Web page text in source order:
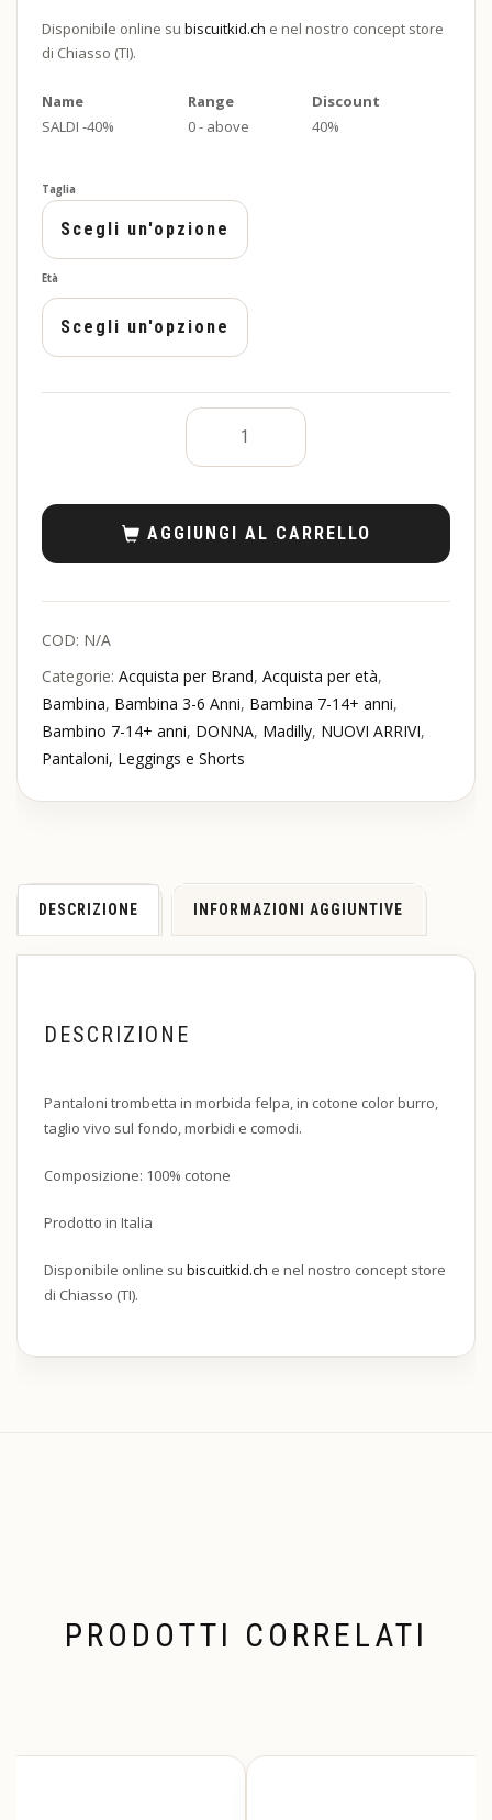
Disponibile online su biscuitkid.ch e nel nostro concept store
di Chiasso (TI).
Name Range
Discount
SALDI -40%
0 - above 40%
Taglia
Età
AGGIUNGI AL CARRELLO
COD: N/A
Categorie: Acquista per Brand, Acquista per età,
Bambina, Bambina 3-6 Anni, Bambina 7-14+ anni,
Bambino 7-14+ anni, DONNA, Madilly, NUOVI ARRIVI,
Pantaloni, Leggings e Shorts
DESCRIZIONE INFORMAZIONI AGGIUNTIVE
DESCRIZIONE
Pantaloni trombetta in morbida felpa, in cotone color burro,
taglio vivo sul fondo, morbidi e comodi.
Composizione: 100% cotone
Prodotto in Italia
Disponibile online su biscuitkid.ch e nel nostro concept store
di Chiasso (TI).
PRODOTTI CORRELATI